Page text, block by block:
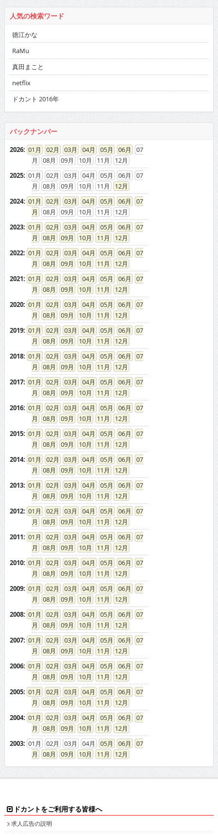
人気の検索ワード
徳江かな
RaMu
真田まこと
netflix
ドカント 2016年
バックナンバー
2026: 01 02 03 04 05 06
07
08
09 10 11
12
2025: 01 02 03 04 05 06
07
08
09 10 11
12
2024: 01 02 03 04 05 06
07
08
09 10 11
12
2023: 01 02 03 04 05 06
07
08
09 10 11
12
2022: 01 02 03 04 05 06
07
08
09 10 11
12
2021: 01 02 03 04 05 06
07
08
09 10 11
12
2020: 01 02 03 04 05 06
07
08
09 10 11
12
2019: 01 02 03 04 05 06
07
08
09 10 11
12
2018: 01 02 03 04 05 06
07
08
09 10 11
12
2017: 01 02 03 04 05 06
07
08
09 10 11
12
2016: 01 02 03 04 05 06
07
08
09 10 11
12
2015: 01 02 03 04 05 06
07
08
09 10 11
12
2014: 01 02 03 04 05 06
07
08
09 10 11
12
2013: 01 02 03 04 05 06
07
08
09 10 11
12
2012: 01 02 03 04 05 06
07
08
09 10 11
12
2011: 01 02 03 04 05 06
07
08
09 10 11
12
2010: 01 02 03 04 05 06
07
08
09 10 11
12
2009: 01 02 03 04 05 06
07
08
09 10 11
12
2008: 01 02 03 04 05 06
07
08
09 10 11
12
2007: 01 02 03 04 05 06
07
08
09 10 11
12
2006: 01 02 03 04 05 06
07
08
09 10 11
12
2005: 01 02 03 04 05 06
07
08
09 10 11
12
2004: 01 02 03 04 05 06
07
08
09 10 11
12
2003: 01 02 03 04 05 06
07
08
09 10 11 12
ドカントをご利用する皆様へ
求人広告の説明